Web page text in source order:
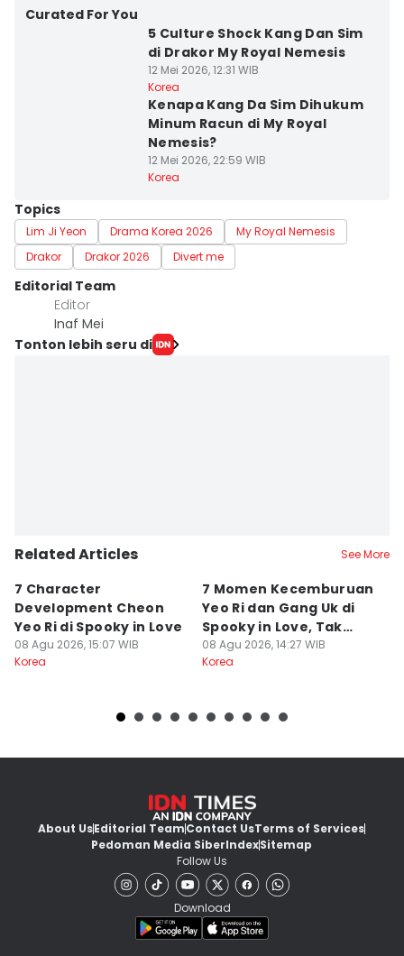
Curated For You
5 Culture Shock Kang Dan Sim
di Drakor My Royal Nemesis
12 Mei 2026, 12:31 WIB
Korea
Kenapa Kang Da Sim Dihukum
Minum Racun di My Royal
Nemesis?
12 Mei 2026, 22:59 WIB
Korea
Topics
Lim Ji Yeon Drama Korea 2026
My Royal Nemesis
Drakor
Drakor 2026 Divert me
Editorial Team
Editor
Inaf Mei
Tonton lebih seru di
Related Articles See More
7 Character
Development Cheon
Yeo Ri di Spooky in Love
08 Agu 2026, 15:07 WIB
Korea
7 Momen Kecemburuan
Yeo Ri dan Gang Uk di
Spooky in Love, Tak
Terduga!
08 Agu 2026, 14:27 WIB
Korea
About UsEditorial TeamContact UsTerms of Services
Pedoman Media SiberIndexSitemap
Follow Us
Download